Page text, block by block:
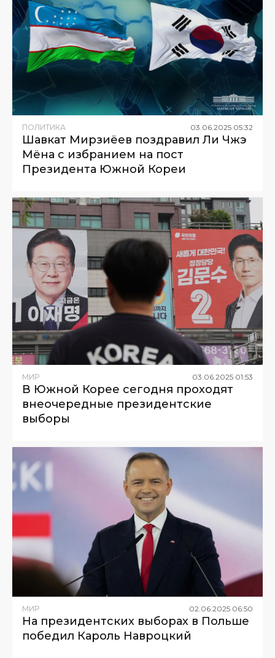
ПОЛИТИКА 03.06.2025 05:32
Шавкат Мирзиёев поздравил Ли Чжэ
Мёна с избранием на пост
Президента Южной Кореи
МИР 03 06 2025 01:53
В Южной Корее сегодня проходят
внеочередные президентские
выборы
МИР 02.06.2025 06:50
На президентских выборах в Польше
победил Кароль Навроцкий